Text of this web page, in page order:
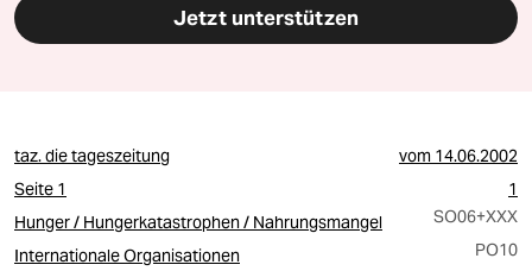
Jetzt unterstützen
taz. die tageszeitung vom 14.06.2002
Seite 1
1
Hunger / Hungerkatastrophen / Nahrungsmangel
SO06+XXX
Internationale Organisationen
PO10